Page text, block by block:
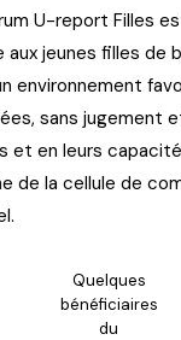
U-report Filles
jeunes filles de
environnement
sans jugement
et en leurs
de la cellule de
Quelques
bénéficiaires
du